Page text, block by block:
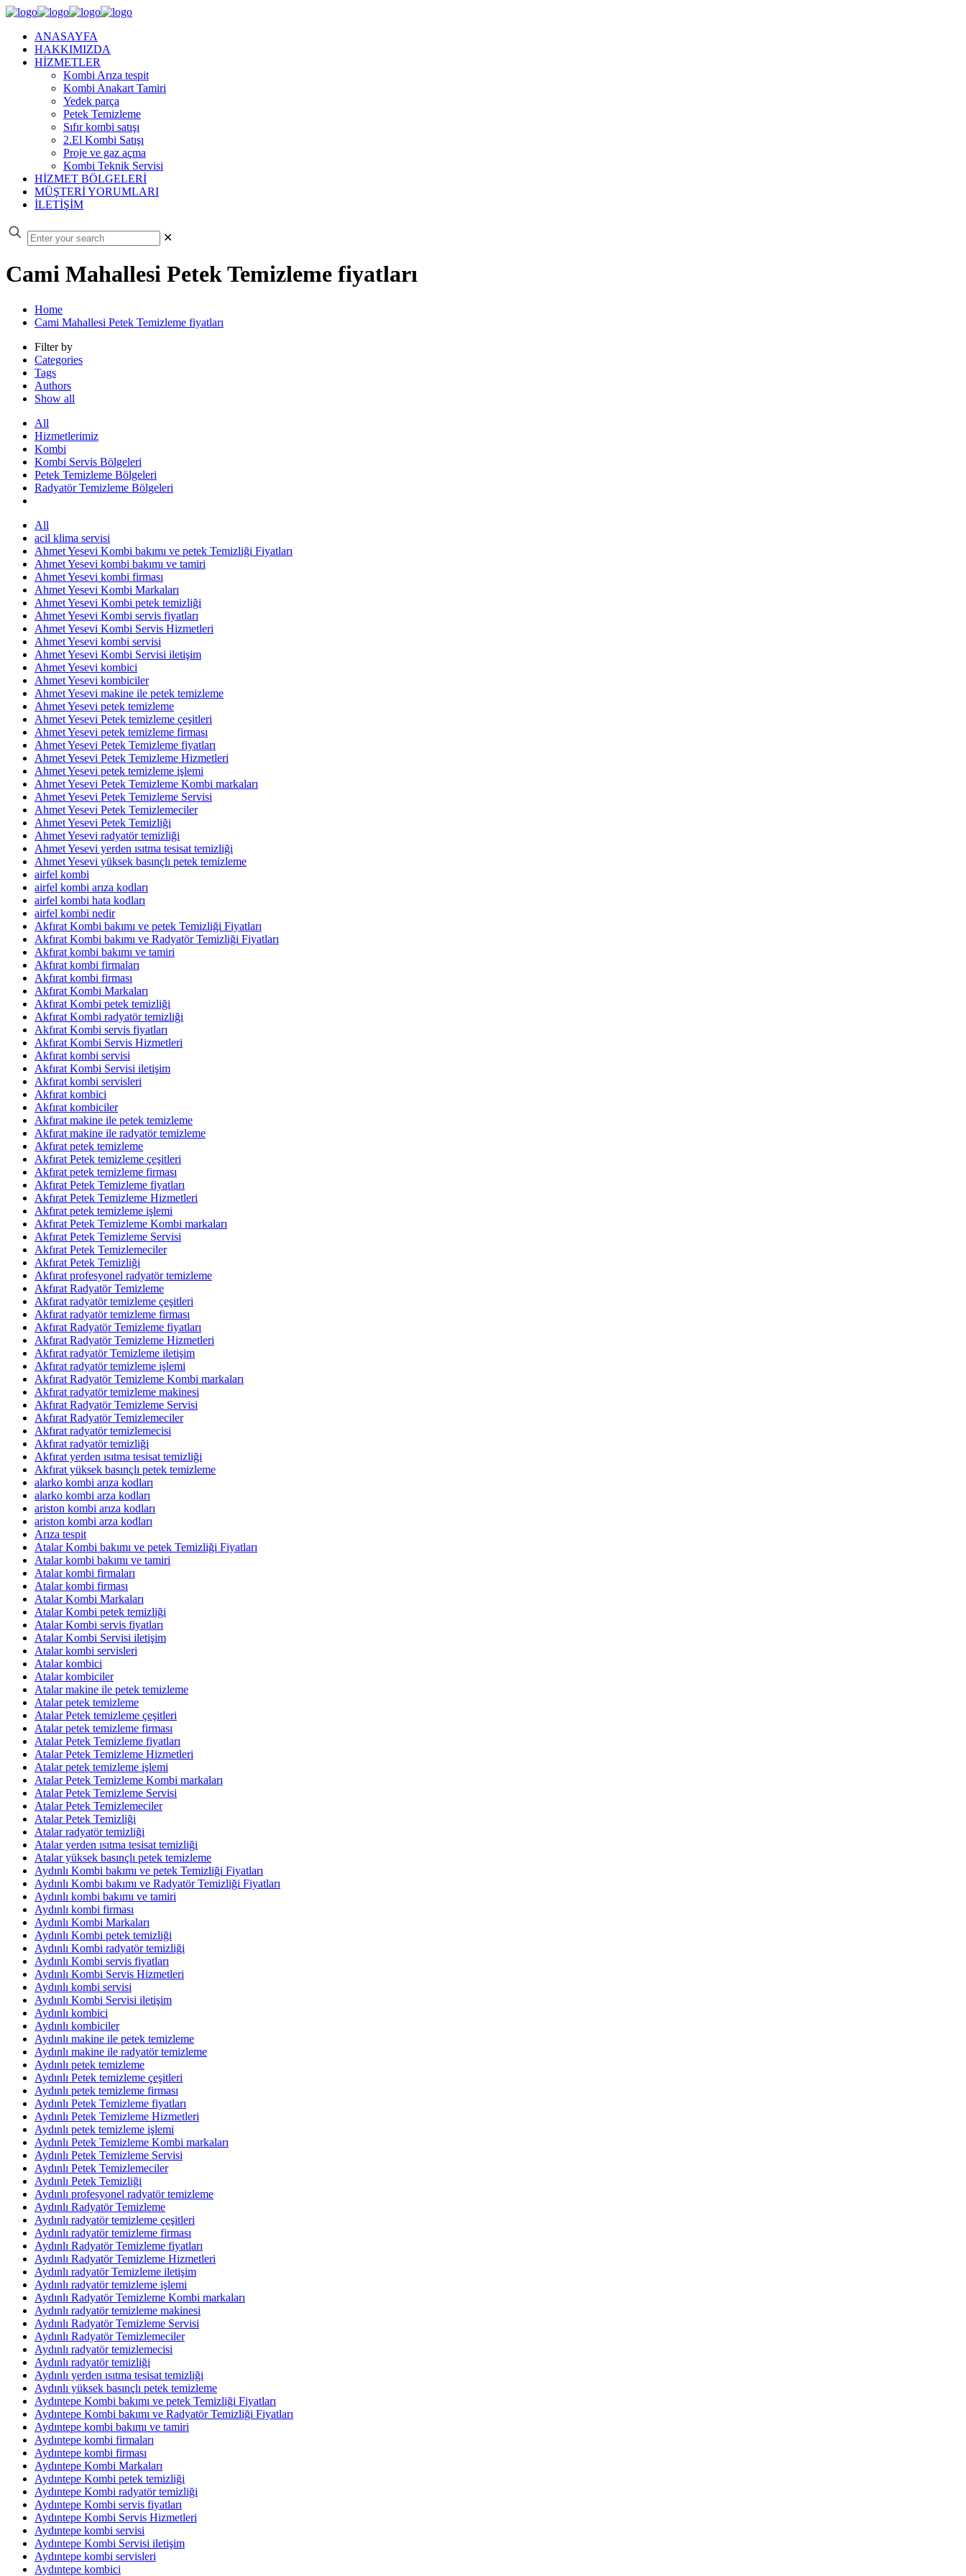
ANASAYFA
HAKKIMIZDA
HİZMETLER
Kombi Arıza tespit
Kombi Anakart Tamiri
Yedek parça
Petek Temizleme
Sıfır kombi satışı
2.El Kombi Satışı
Proje ve gaz açma
Kombi Teknik Servisi
HİZMET BÖLGELERİ
MÜŞTERİ YORUMLARI
İLETİŞİM
✕
Cami Mahallesi Petek Temizleme fiyatları
Home
Cami Mahallesi Petek Temizleme fiyatları
Filter by
Categories
Tags
Authors
Show all
All
Hizmetlerimiz
Kombi
Kombi Servis Bölgeleri
Petek Temizleme Bölgeleri
Radyatör Temizleme Bölgeleri
All
acil klima servisi
Ahmet Yesevi Kombi bakımı ve petek Temizliği Fiyatları
Ahmet Yesevi kombi bakımı ve tamiri
Ahmet Yesevi kombi firması
Ahmet Yesevi Kombi Markaları
Ahmet Yesevi Kombi petek temizliği
Ahmet Yesevi Kombi servis fiyatları
Ahmet Yesevi Kombi Servis Hizmetleri
Ahmet Yesevi kombi servisi
Ahmet Yesevi Kombi Servisi iletişim
Ahmet Yesevi kombici
Ahmet Yesevi kombiciler
Ahmet Yesevi makine ile petek temizleme
Ahmet Yesevi petek temizleme
Ahmet Yesevi Petek temizleme çeşitleri
Ahmet Yesevi petek temizleme firması
Ahmet Yesevi Petek Temizleme fiyatları
Ahmet Yesevi Petek Temizleme Hizmetleri
Ahmet Yesevi petek temizleme işlemi
Ahmet Yesevi Petek Temizleme Kombi markaları
Ahmet Yesevi Petek Temizleme Servisi
Ahmet Yesevi Petek Temizlemeciler
Ahmet Yesevi Petek Temizliği
Ahmet Yesevi radyatör temizliği
Ahmet Yesevi yerden ısıtma tesisat temizliği
Ahmet Yesevi yüksek basınçlı petek temizleme
airfel kombi
airfel kombi arıza kodları
airfel kombi hata kodları
airfel kombi nedir
Akfırat Kombi bakımı ve petek Temizliği Fiyatları
Akfırat Kombi bakımı ve Radyatör Temizliği Fiyatları
Akfırat kombi bakımı ve tamiri
Akfırat kombi firmaları
Akfırat kombi firması
Akfırat Kombi Markaları
Akfırat Kombi petek temizliği
Akfırat Kombi radyatör temizliği
Akfırat Kombi servis fiyatları
Akfırat Kombi Servis Hizmetleri
Akfırat kombi servisi
Akfırat Kombi Servisi iletişim
Akfırat kombi servisleri
Akfırat kombici
Akfırat kombiciler
Akfırat makine ile petek temizleme
Akfırat makine ile radyatör temizleme
Akfırat petek temizleme
Akfırat Petek temizleme çeşitleri
Akfırat petek temizleme firması
Akfırat Petek Temizleme fiyatları
Akfırat Petek Temizleme Hizmetleri
Akfırat petek temizleme işlemi
Akfırat Petek Temizleme Kombi markaları
Akfırat Petek Temizleme Servisi
Akfırat Petek Temizlemeciler
Akfırat Petek Temizliği
Akfırat profesyonel radyatör temizleme
Akfırat Radyatör Temizleme
Akfırat radyatör temizleme çeşitleri
Akfırat radyatör temizleme firması
Akfırat Radyatör Temizleme fiyatları
Akfırat Radyatör Temizleme Hizmetleri
Akfırat radyatör Temizleme iletişim
Akfırat radyatör temizleme işlemi
Akfırat Radyatör Temizleme Kombi markaları
Akfırat radyatör temizleme makinesi
Akfırat Radyatör Temizleme Servisi
Akfırat Radyatör Temizlemeciler
Akfırat radyatör temizlemecisi
Akfırat radyatör temizliği
Akfırat yerden ısıtma tesisat temizliği
Akfırat yüksek basınçlı petek temizleme
alarko kombi arıza kodları
alarko kombi arza kodları
ariston kombi arıza kodları
ariston kombi arza kodları
Arıza tespit
Atalar Kombi bakımı ve petek Temizliği Fiyatları
Atalar kombi bakımı ve tamiri
Atalar kombi firmaları
Atalar kombi firması
Atalar Kombi Markaları
Atalar Kombi petek temizliği
Atalar Kombi servis fiyatları
Atalar Kombi Servisi iletişim
Atalar kombi servisleri
Atalar kombici
Atalar kombiciler
Atalar makine ile petek temizleme
Atalar petek temizleme
Atalar Petek temizleme çeşitleri
Atalar petek temizleme firması
Atalar Petek Temizleme fiyatları
Atalar Petek Temizleme Hizmetleri
Atalar petek temizleme işlemi
Atalar Petek Temizleme Kombi markaları
Atalar Petek Temizleme Servisi
Atalar Petek Temizlemeciler
Atalar Petek Temizliği
Atalar radyatör temizliği
Atalar yerden ısıtma tesisat temizliği
Atalar yüksek basınçlı petek temizleme
Aydınlı Kombi bakımı ve petek Temizliği Fiyatları
Aydınlı Kombi bakımı ve Radyatör Temizliği Fiyatları
Aydınlı kombi bakımı ve tamiri
Aydınlı kombi firması
Aydınlı Kombi Markaları
Aydınlı Kombi petek temizliği
Aydınlı Kombi radyatör temizliği
Aydınlı Kombi servis fiyatları
Aydınlı Kombi Servis Hizmetleri
Aydınlı kombi servisi
Aydınlı Kombi Servisi iletişim
Aydınlı kombici
Aydınlı kombiciler
Aydınlı makine ile petek temizleme
Aydınlı makine ile radyatör temizleme
Aydınlı petek temizleme
Aydınlı Petek temizleme çeşitleri
Aydınlı petek temizleme firması
Aydınlı Petek Temizleme fiyatları
Aydınlı Petek Temizleme Hizmetleri
Aydınlı petek temizleme işlemi
Aydınlı Petek Temizleme Kombi markaları
Aydınlı Petek Temizleme Servisi
Aydınlı Petek Temizlemeciler
Aydınlı Petek Temizliği
Aydınlı profesyonel radyatör temizleme
Aydınlı Radyatör Temizleme
Aydınlı radyatör temizleme çeşitleri
Aydınlı radyatör temizleme firması
Aydınlı Radyatör Temizleme fiyatları
Aydınlı Radyatör Temizleme Hizmetleri
Aydınlı radyatör Temizleme iletişim
Aydınlı radyatör temizleme işlemi
Aydınlı Radyatör Temizleme Kombi markaları
Aydınlı radyatör temizleme makinesi
Aydınlı Radyatör Temizleme Servisi
Aydınlı Radyatör Temizlemeciler
Aydınlı radyatör temizlemecisi
Aydınlı radyatör temizliği
Aydınlı yerden ısıtma tesisat temizliği
Aydınlı yüksek basınçlı petek temizleme
Aydıntepe Kombi bakımı ve petek Temizliği Fiyatları
Aydıntepe Kombi bakımı ve Radyatör Temizliği Fiyatları
Aydıntepe kombi bakımı ve tamiri
Aydıntepe kombi firmaları
Aydıntepe kombi firması
Aydıntepe Kombi Markaları
Aydıntepe Kombi petek temizliği
Aydıntepe Kombi radyatör temizliği
Aydıntepe Kombi servis fiyatları
Aydıntepe Kombi Servis Hizmetleri
Aydıntepe kombi servisi
Aydıntepe Kombi Servisi iletişim
Aydıntepe kombi servisleri
Aydıntepe kombici